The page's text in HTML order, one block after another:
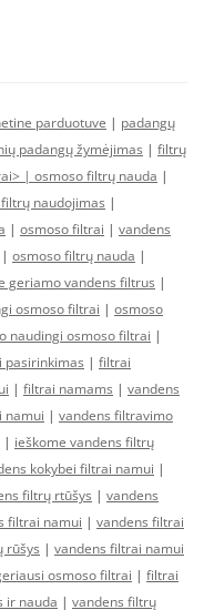
parduotuve | padangų
padangų žymėjimas | filtrų
| osmoso filtrų nauda |
naudojimas |
| osmoso filtrai | vandens
| osmoso filtrų nauda |
geriamo vandens filtrus |
osmoso filtrai | osmoso
naudingi osmoso filtrai |
| filtrai
| filtrai namams | vandens
namui | vandens filtravimo
| ieškome vandens filtrų
kokybei filtrai namui |
filtrų rtūšys | vandens
filtrai namui | vandens filtrai
rūšys | vandens filtrai namui
osmoso filtrai | filtrai
ir nauda | vandens filtrų